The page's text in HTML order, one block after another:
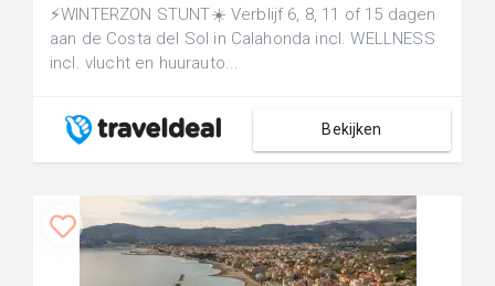
⚡️WINTERZON STUNT☀️ Verblijf 6, 8, 11 of 15 dagen
aan de Costa del Sol in Calahonda incl. WELLNESS
incl. vlucht en huurauto...
Bekijken